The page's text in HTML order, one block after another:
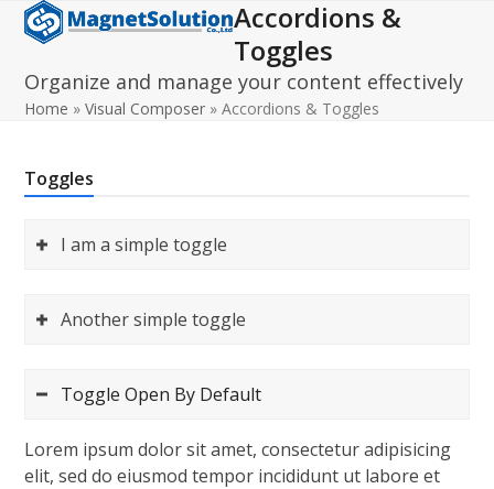
SkipOpen
mobile
menu
Close
mobile
menu
Accordions &
Toggles
Organize and manage your content effectively
Home »Visual Composer »Accordions & Toggles
Toggles
I am a simple toggle
Another simple toggle
Toggle Open By Default
Lorem ipsum dolor sit amet, consectetur adipisicing
elit, sed do eiusmod tempor incididunt ut labore et